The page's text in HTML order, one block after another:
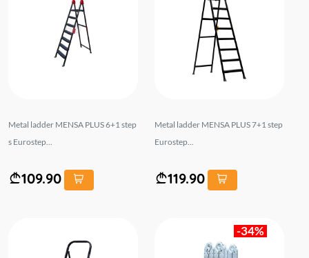
Metal ladder MENSA PLUS 6+1 step
s Eurostep...
109.90
Metal ladder MENSA PLUS 7+1 step
Eurostep...
119.90
-34%